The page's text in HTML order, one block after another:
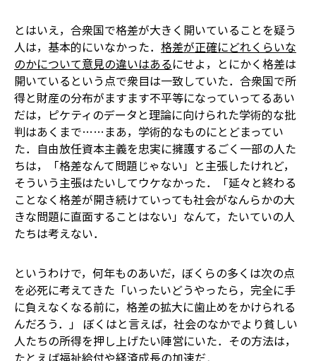
とはいえ，合衆国で格差が大きく開いていることを疑う
人は，基本的にいなかった． 格差が正確にどれくらいな
のかについて意見の違いはあるにせよ，とにかく格差は
開いているという点で衆目は一致していた．合衆国で所
得と財産の分布がますます不平等になっていってるあい
だは，ピケティのデータと理論に向けられた学術的な批
判はあくまで……まあ，学術的なものにとどまってい
た．自由放任資本主義を忠実に擁護するごく一部の人た
ちは，「格差なんて問題じゃない」と主張したけれど，
そういう主張はたいしてウケなかった．「延々と終わる
ことなく格差が開き続けていっても社会がなんらかの大
きな問題に直面することはない」なんて，たいていの人
たちは考えない．
というわけで，何年ものあいだ，ぼくらの多くは次の点
を必死に考えてきた――「いったいどうやったら，完全に手
に負えなくなる前に，格差の拡大に歯止めをかけられる
んだろう．」 ぼくはと言えば，社会のなかでより貧しい
人たちの所得を押し上げたい陣営にいた．その方法は，